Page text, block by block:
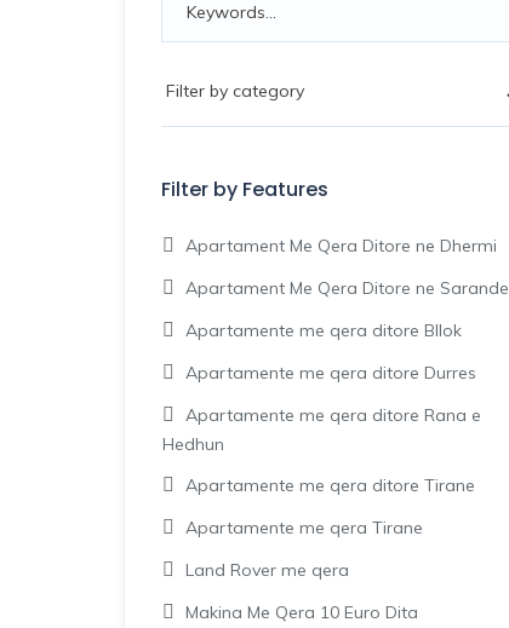
Filter by Features
Apartament Me Qera Ditore ne Dhermi
Apartament Me Qera Ditore ne Sarande
Apartamente me qera ditore Bllok
Apartamente me qera ditore Durres
Apartamente me qera ditore Rana e
Hedhun
Apartamente me qera ditore Tirane
Apartamente me qera Tirane
Land Rover me qera
Makina Me Qera 10 Euro Dita